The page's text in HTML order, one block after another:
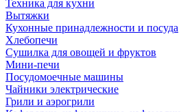
Техника для кухни
Вытяжки
Кухонные принадлежности и посуда
Хлебопечи
Сушилка для овощей и фруктов
Мини-печи
Посудомоечные машины
Чайники электрические
Грили и аэрогрили